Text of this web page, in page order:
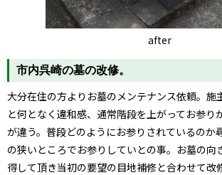
after
市内呉崎の墓の改修。
大分在住の方よりお墓のメンテナンス依頼。施
と何となく違和感、通常階段を上がってお参り
が違う。普段どのようにお参りされているのか
の狭いところでお参りしていとの事。お墓の向
得して頂き当初の要望の目地補修と合わせて改